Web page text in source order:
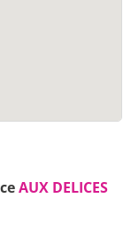
AUX DELICES